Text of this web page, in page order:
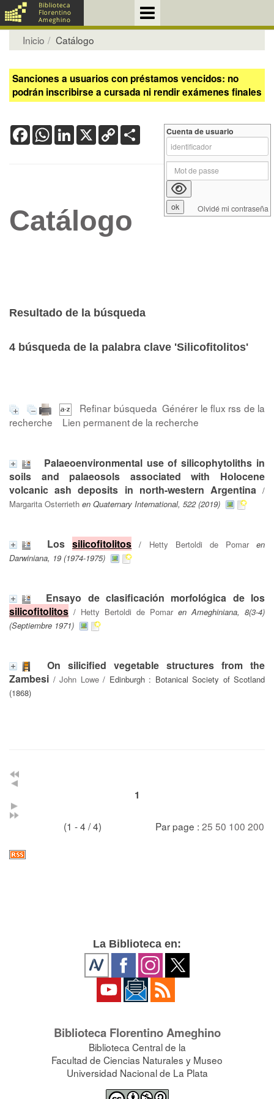
Inicio Catálogo
Sanciones a usuarios con préstamos vencidos: no
podrán inscribirse a cursada ni rendir exámenes finales
FacebookWhatsApp
LinkedIn
X Copy
Link
Catálogo
Resultado de la búsqueda
4 búsqueda de la palabra clave 'Silicofitolitos'
Refinar búsqueda Générer le flux rss de la
recherche
Lien permanent de la recherche
Palaeoenvironmental use of silicophytoliths in
soils and palaeosols associated with Holocene
volcanic ash deposits in north-western Argentina/
Margarita Osterrieth en Quaternary International, 522 (2019)
Lossilicofitolitos / Hetty Bertoldi de Pomar
en
Darwiniana, 19 (1974-1975)
Ensayo de clasificación morfológica de los
silicofitolitos / Hetty Bertoldi de Pomar en Ameghiniana, 8(3-4)
(Septiembre 1971)
On silicified vegetable structures from the
Zambesi / John Lowe/ Edinburgh : Botanical Society of Scotland
(1868)
1
(1 - 4 / 4) Par page : 25 50 100 200
Cuenta de usuario
Olvidé mi contraseña
La Biblioteca en:
Biblioteca Florentino Ameghino
Biblioteca Central de la
Facultad de Ciencias Naturales y Museo
Universidad Nacional de La Plata